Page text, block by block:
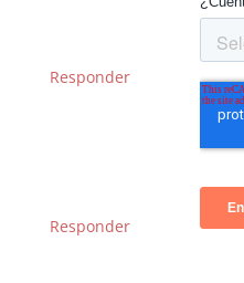
Responder
Responder